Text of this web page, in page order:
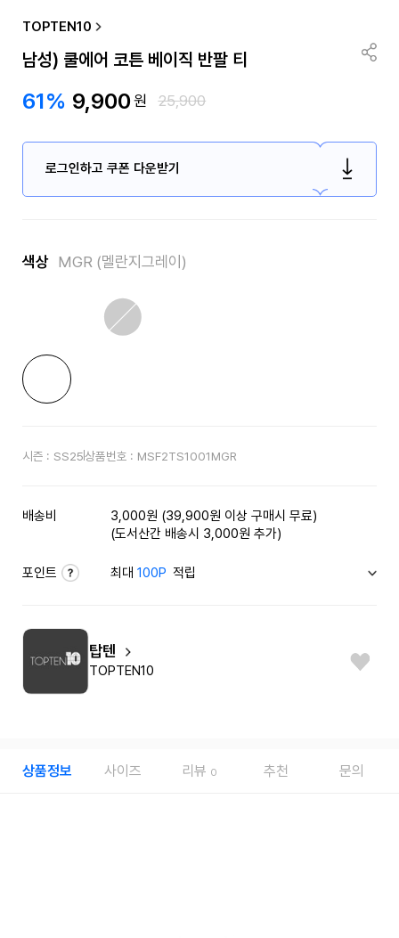
TOPTEN10
남성) 쿨에어 코튼 베이직 반팔 티
61% 9,900원 25,900
로그인하고 쿠폰 다운받기
색상 MGR (멜란지그레이)
시즌 : SS25상품번호 : MSF2TS1001MGR
배송비
3,000원 (39,900원 이상 구매시 무료)
(도서산간 배송시 3,000원 추가)
포인트 최대100P 적립
탑텐
TOPTEN10
상품정보 사이즈 리뷰 0 추천 문의